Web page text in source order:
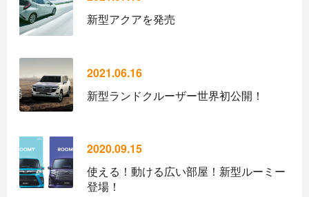
新型アクアを発売
2021.06.16
新型ランドクルーザー世界初公開！
2020.09.15
使える！動ける広い部屋！新型ルーミー
登場！